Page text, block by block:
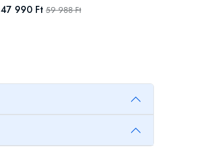
47 990 Ft 59 988 Ft